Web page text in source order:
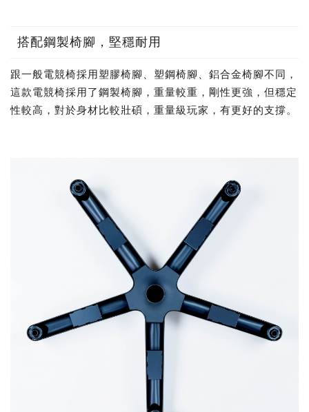
搭配鋼製椅腳，堅穩耐用
跟一般電競椅採用塑膠椅腳、塑鋼椅腳、鋁合金椅腳不同，
這款電競椅採用了鋼製椅腳，重量較重，剛性更強，但穩定
性較高，對於身材比較壯碩，重量級玩家，有更好的支撐。